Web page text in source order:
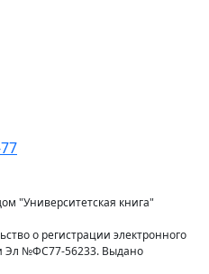
"Университетская книга"
о регистрации электронного
Эл №ФС77-56233. Выдано